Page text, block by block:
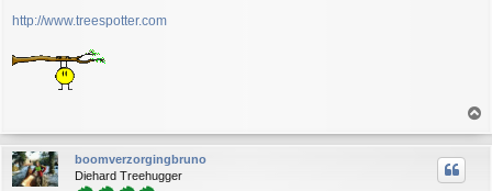
http://www.treespotter.com
o
p
boomverzorgingbruno
Diehard Treehugger